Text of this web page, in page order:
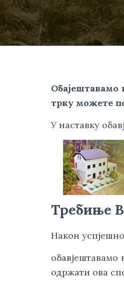
Обајештавамо
трку можете
У наставку
Требиње
Након
обавјештавамо
одржати ова